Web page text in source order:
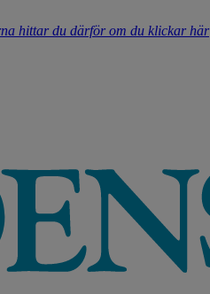
hittar du därför om du klickar här